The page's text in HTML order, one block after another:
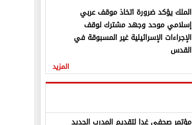
الملك يؤكد ضرورة اتخاذ موقف عربي
إسلامي موحد وجهد مشترك لوقف
الإجراءات الإسرائيلية غير المسبوقة في
القدس
المزيد